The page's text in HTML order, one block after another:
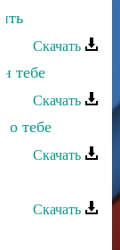
Скачать
тебе
Скачать
о тебе
Скачать
Скачать